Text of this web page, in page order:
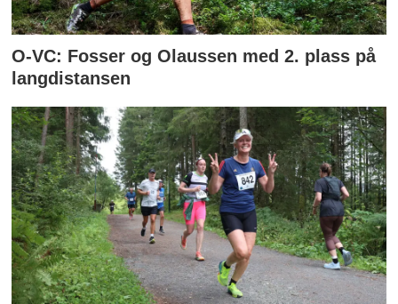
O-VC: Fosser og Olaussen med 2. plass på
langdistansen